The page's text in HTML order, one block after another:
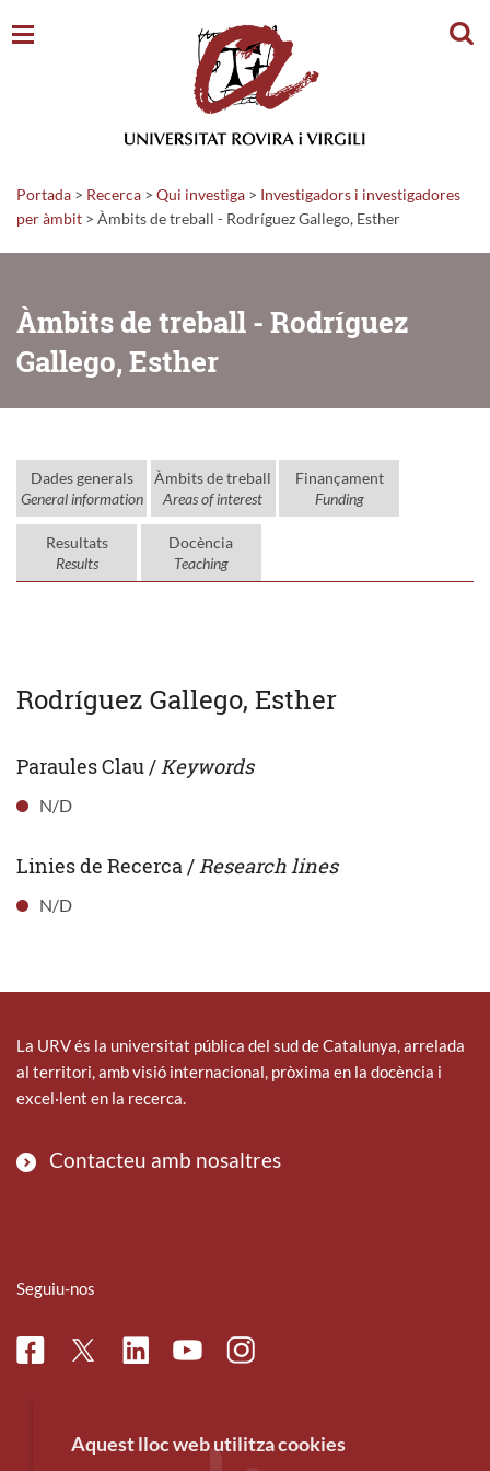
Portada > Recerca > Qui investiga > Investigadors i investigadores
per àmbit > Àmbits de treball - Rodríguez Gallego, Esther
Àmbits de treball - Rodríguez
Gallego, Esther
Dades generals
General information
Àmbits de treball
Areas of interest
Finançament
Funding
Resultats
Results
Docència
Teaching
Rodríguez Gallego, Esther
Paraules Clau / Keywords
N/D
Linies de Recerca / Research lines
N/D
La URV és la universitat pública del sud de Catalunya, arrelada
al territori, amb visió internacional, pròxima en la docència i
excel·lent en la recerca.
Contacteu amb nosaltres
Seguiu-nos
FacebookTwitterLinkedinYoutubeInstagram
Aquest lloc web utilitza cookies